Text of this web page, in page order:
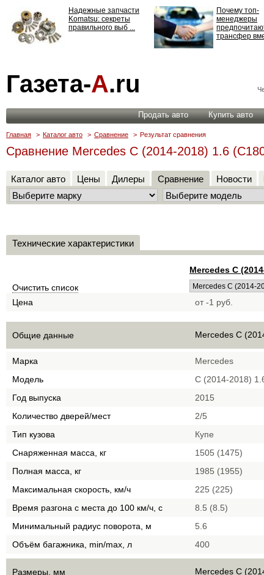
Надежные запчасти
Komatsu: секреты
правильного выб ...
Почему топ-
менеджеры
трансфер
ответственности: все,
что нужно знать ...
Газета-А.ru
Продать авто Купить авто
Главная > Каталог авто > Сравнение > Результат сравнения
Сравнение Mercedes C (2014-2018) 1.6
Каталог авто Цены Дилеры Сравнение Новости
Технические характеристики
Очистить список
Mercedes C
Цена от -1 руб.
Общие данные Mercedes C
Марка Mercedes
Модель
C (2014-2018)
Год выпуска
2015
Количество дверей/мест
2/5
Тип кузова
Купе
Снаряженная масса, кг
1505 (1475)
Полная масса, кг
1985 (1955)
Максимальная скорость, км/ч
225 (225)
Время разгона с места до 100 км/ч, с
8.5 (8.5)
Минимальный радиус поворота, м
5.6
Объём багажника, min/max, л
400
Размеры, мм Mercedes C